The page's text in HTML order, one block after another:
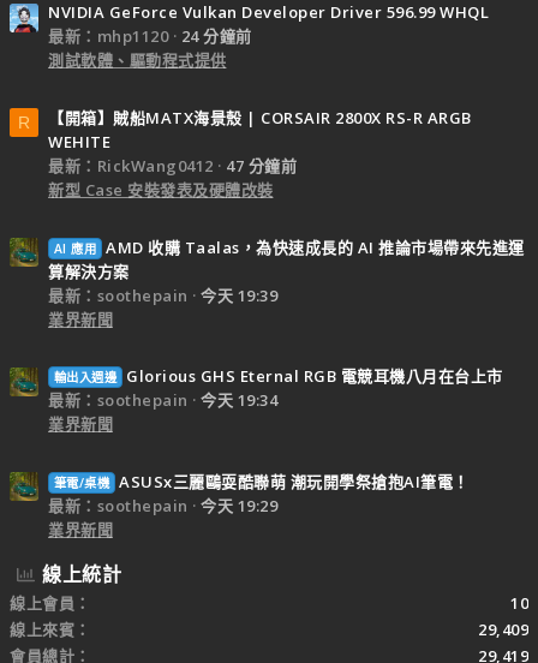
NVIDIA GeForce Vulkan Developer Driver 596.99 WHQL
最新：mhp1120
24 分鐘前
測試軟體、驅動程式提供
R
【開箱】賊船MATX海景殼 | CORSAIR 2800X RS-R ARGB
WEHITE
最新：RickWang0412
47 分鐘前
新型 Case 安裝發表及硬體改裝
AI 應用 AMD 收購 Taalas，為快速成長的 AI 推論市場帶來先進運
算解決方案
最新：soothepain
今天 19:39
業界新聞
輸出入週邊
Glorious GHS Eternal RGB 電競耳機八月在台上市
最新：soothepain
今天 19:34
業界新聞
筆電/桌機 ASUSx三麗鷗耍酷聯萌 潮玩開學祭搶抱AI筆電！
最新：soothepain
今天 19:29
業界新聞
線上統計
線上會員
10
線上來賓
29,409
會員總計
29,419